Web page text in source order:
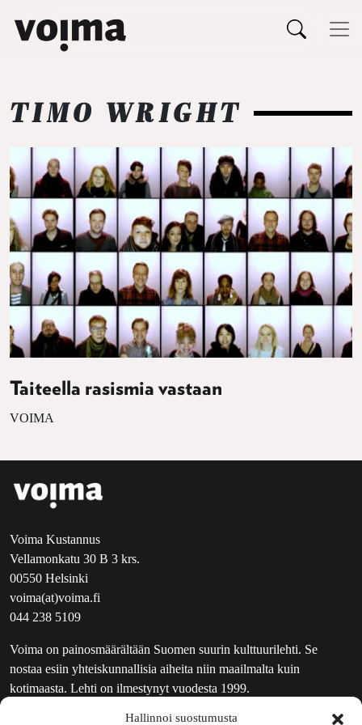
Hallinnoi suostumusta
Päävalikko
TIMO WRIGHT
Taiteella rasismia vastaan
VOIMA
Voima Kustannus
Vellamonkatu 30 B 3 krs.
00550 Helsinki
voima(at)voima.fi
044 238 5109
Voima on painosmäärältään Suomen suurin kulttuurilehti. Se
nostaa esiin yhteiskunnallisia aiheita niin maailmalta kuin
kotimaasta. Lehti on ilmestynyt vuodesta 1999.